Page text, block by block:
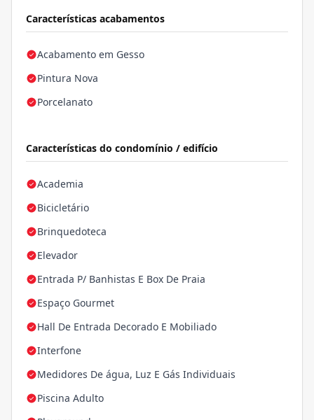
Características acabamentos
Acabamento em Gesso
Pintura Nova
Porcelanato
Características do condomínio / edifício
Academia
Bicicletário
Brinquedoteca
Elevador
Entrada P/ Banhistas E Box De Praia
Espaço Gourmet
Hall De Entrada Decorado E Mobiliado
Interfone
Medidores De água, Luz E Gás Individuais
Piscina Adulto